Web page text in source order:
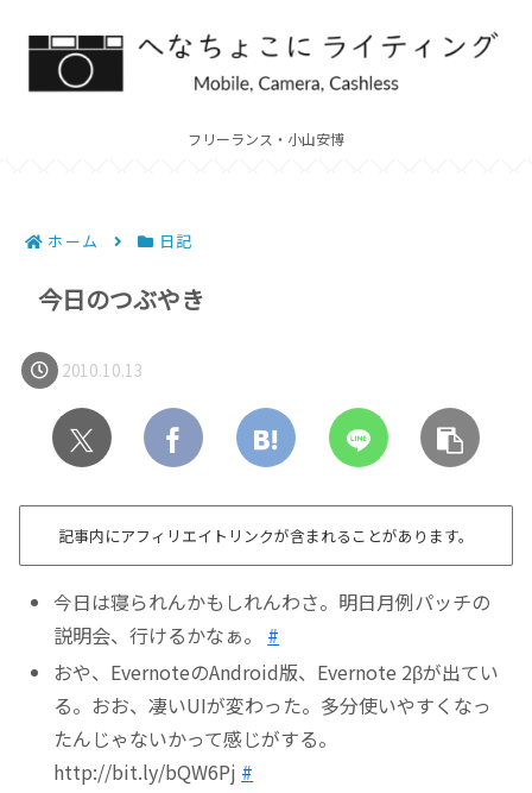
フリーランス・小山安博
ホーム 日記
今日のつぶやき
2010.10.13
記事内にアフィリエイトリンクが含まれることがあります。
今日は寝られんかもしれんわさ。明日月例パッチの
説明会、行けるかなぁ。 #
おや、EvernoteのAndroid版、Evernote 2βが出てい
る。おお、凄いUIが変わった。多分使いやすくなっ
たんじゃないかって感じがする。
http://bit.ly/bQW6Pj #